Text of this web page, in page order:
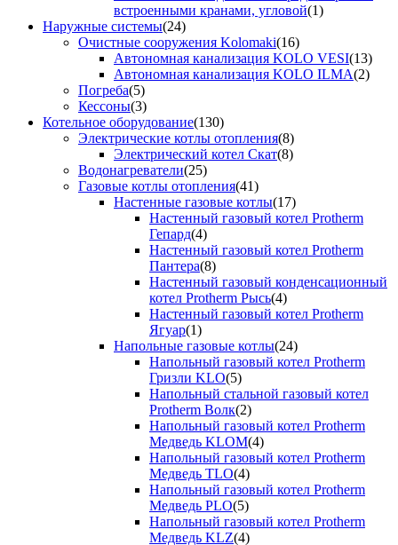
встроенными кранами, угловой(1)
Наружные системы(24)
Очистные сооружения Kolomaki(16)
Автономная канализация KOLO VESI(13)
Автономная канализация KOLO ILMA(2)
Погреба(5)
Кессоны(3)
Котельное оборудование(130)
Электрические котлы отопления(8)
Электрический котел Скат(8)
Водонагреватели(25)
Газовые котлы отопления(41)
Настенные газовые котлы(17)
Настенный газовый котел Protherm
Гепард(4)
Настенный газовый котел Protherm
Пантера(8)
Настенный газовый конденсационный
котел Protherm Рысь(4)
Настенный газовый котел Protherm
Ягуар(1)
Напольные газовые котлы(24)
Напольный газовый котел Protherm
Гризли KLO(5)
Напольный стальной газовый котел
Protherm Волк(2)
Напольный газовый котел Protherm
Медведь KLOM(4)
Напольный газовый котел Protherm
Медведь TLO(4)
Напольный газовый котел Protherm
Медведь PLO(5)
Напольный газовый котел Protherm
Медведь KLZ(4)